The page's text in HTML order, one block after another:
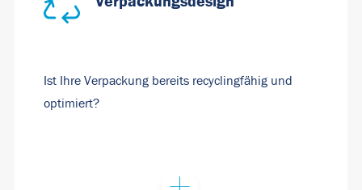
Ist Ihre Verpackung bereits recyclingfähig und
optimiert?